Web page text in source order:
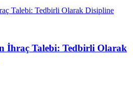
İhraç Talebi: Tedbirli Olarak